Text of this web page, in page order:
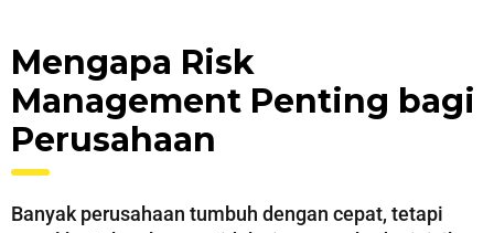
Mengapa Risk
Management Penting bagi
Perusahaan
Banyak perusahaan tumbuh dengan cepat, tetapi